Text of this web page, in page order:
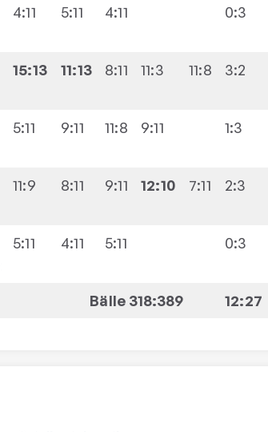
4:11 5:11 4:11 0:3
15:13 11:13 8:11 11:3 11:8 3:2
5:11 9:11 11:8 9:11 1:3
11:9 8:11 9:11 12:10 7:11 2:3
5:11 4:11 5:11 0:3
Bälle 318:389 12:27